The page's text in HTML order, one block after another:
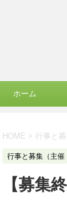
ホーム
HOME > 行事と
行事と募集（主催
【募集